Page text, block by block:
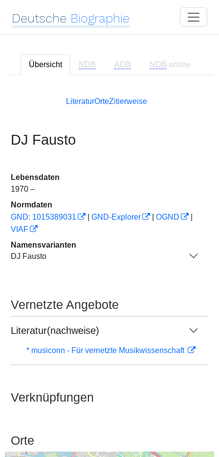
Deutsche Biographie
Übersicht NDB ADB NDB-online
LiteraturOrteZitierweise
DJ Fausto
Lebensdaten
1970 –
Normdaten
GND: 1015389031
GND-Explorer OGND
VIAF
Namensvarianten
DJ Fausto
Vernetzte Angebote
Literatur(nachweise)
* musiconn - Für vernetzte Musikwissenschaft
Verknüpfungen
Orte